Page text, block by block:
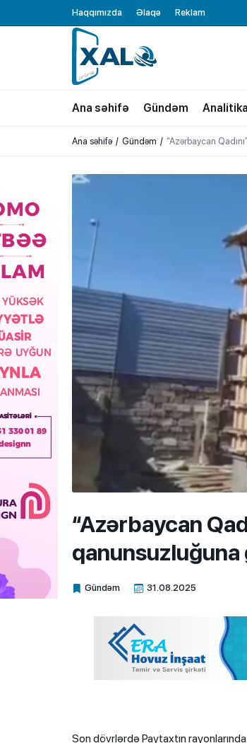
Haqqımızda Əlaqə Reklam
XALQ.ONLINE
ONLAYN PLATFORMA
Ana səhifə Gündəm Analitika
Ana səhifə Gündəm “Azərbaycan
“Azərbaycan
Gündəm 31.08.2025
Xalq.Online
Son dövrlərdə Paytaxtın